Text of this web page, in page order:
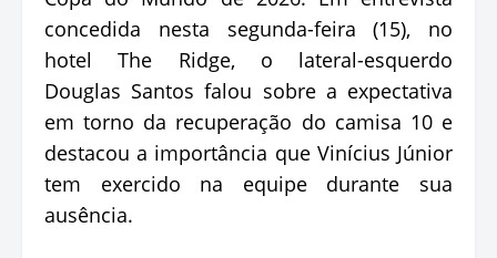
concedida nesta segunda-feira (15), no
hotel The Ridge, o lateral-esquerdo
Douglas Santos falou sobre a expectativa
em torno da recuperação do camisa 10 e
destacou a importância que Vinícius Júnior
tem exercido na equipe durante sua
ausência.